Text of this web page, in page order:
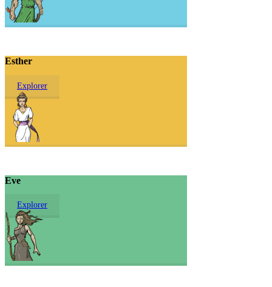
Esther
Explorer
Eve
Explorer